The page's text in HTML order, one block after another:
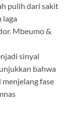
pulih dari sakit
laga
Mbeumo &
sinyal
bahwa
fase